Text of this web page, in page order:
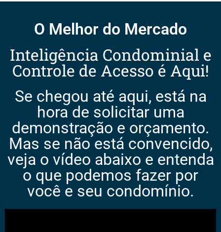
O Melhor do Mercado
Inteligência Condominial e
Controle de Acesso é Aqui!
Se chegou até aqui, está na
hora de solicitar uma
demonstração e orçamento.
Mas se não está convencido,
veja o vídeo abaixo e entenda
o que podemos fazer por
você e seu condomínio.